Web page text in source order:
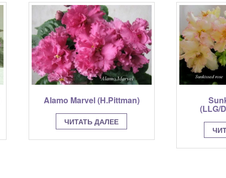
Alamo Marvel (H.Pittman)
ЧИТАТЬ ДАЛЕЕ
(LLG/